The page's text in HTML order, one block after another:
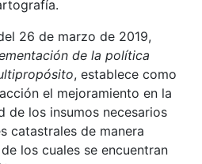
26 de marzo de 2019,
de la política
, establece como
el mejoramiento en la
de los insumos necesarios
catastrales de manera
los cuales se encuentran